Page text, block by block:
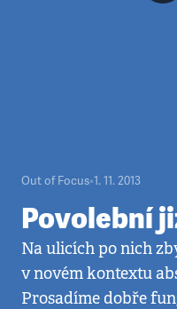
Out of Focus•1. 11. 2013
Povolební
Na ulicích po nich
v novém kontextu
Prosadíme dobře